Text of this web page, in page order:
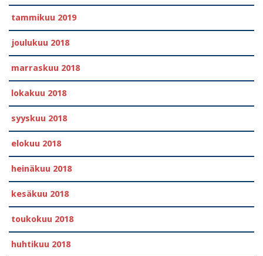
tammikuu 2019
joulukuu 2018
marraskuu 2018
lokakuu 2018
syyskuu 2018
elokuu 2018
heinäkuu 2018
kesäkuu 2018
toukokuu 2018
huhtikuu 2018